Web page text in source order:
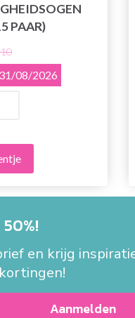
PAAR)
31/08/2026
en krijg
Aanmelden